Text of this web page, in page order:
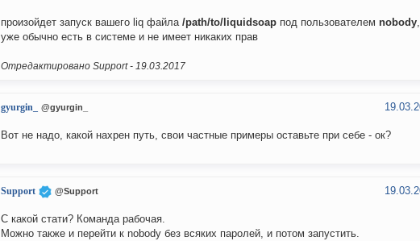
произойдет запуск вашего liq файла /path/to/liquidsoap под пользователем nobody
уже обычно есть в системе и не имеет никаких прав
Отредактировано Support - 19.03.2017
gyurgin_ @gyurgin_
Вот не надо, какой нахрен путь, свои частные примеры оставьте при себе - ок?
Support @Support
С какой стати? Команда рабочая.
Можно также и перейти к nobody без всяких паролей, и потом запустить.